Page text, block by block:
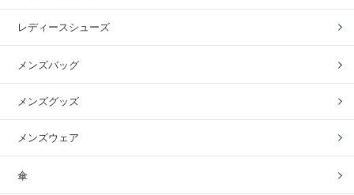
レディースシューズ
メンズバッグ
メンズグッズ
メンズウェア
傘